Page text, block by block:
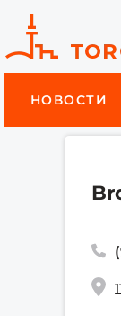
НОВОСТИ